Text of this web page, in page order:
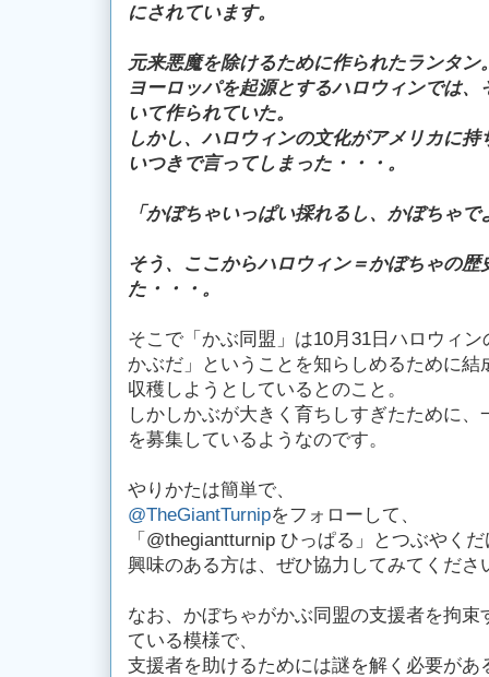
にされています。
元来悪魔を除けるために作られたランタン
ヨーロッパを起源とするハロウィンでは
いて作られていた。
しかし、ハロウィンの文化がアメリカに
いつきで言ってしまった・・・。
「かぼちゃいっぱい採れるし、かぼちゃで
そう、ここからハロウィン＝かぼちゃの
た・・・。
そこで「かぶ同盟」は10月31日ハロウィ
かぶだ」ということを知らしめるために
収穫しようとしているとのこと。
しかしかぶが大きく育ちしすぎたために
を募集しているようなのです。
やりかたは簡単で、
@TheGiantTurnipをフォローして、
「@thegiantturnip ひっぱる」とつぶやく
興味のある方は、ぜひ協力してみてくださ
なお、かぼちゃがかぶ同盟の支援者を拘
ている模様で、
支援者を助けるためには謎を解く必要があ